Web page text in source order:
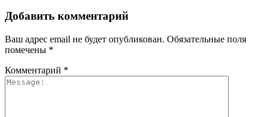
Добавить комментарий
Ваш адрес email не будет опубликован. Обязательные поля
помечены *
Комментарий *